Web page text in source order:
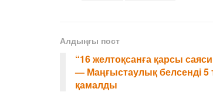
Алдыңғы пост
“16 желтоқсанға қарсы
— Маңғыстаулық белсенді 5
қамалды